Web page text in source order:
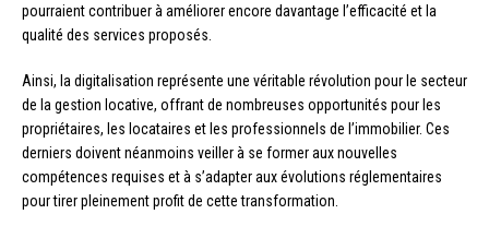
pourraient contribuer à améliorer encore davantage l’efficacité et la
qualité des services proposés.
Ainsi, la digitalisation représente une véritable révolution pour le secteur
de la gestion locative, offrant de nombreuses opportunités pour les
propriétaires, les locataires et les professionnels de l’immobilier. Ces
derniers doivent néanmoins veiller à se former aux nouvelles
compétences requises et à s’adapter aux évolutions réglementaires
pour tirer pleinement profit de cette transformation.